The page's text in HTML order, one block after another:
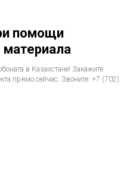
помощи
материала
в Казахстане! Закажите
прямо сейчас. Звоните: +7 (702)